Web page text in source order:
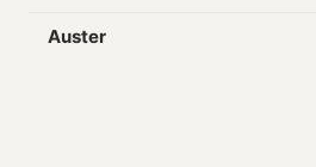
Auster